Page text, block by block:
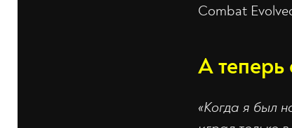
Combat
А
«Когда я был